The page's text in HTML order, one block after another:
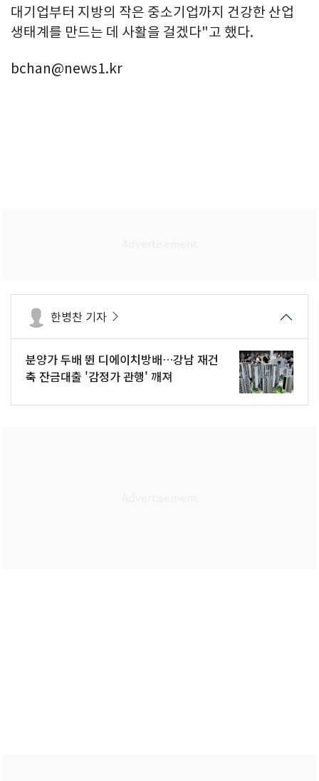
대기업부터 지방의 작은 중소기업까지 건강한 산업
생태계를 만드는 데 사활을 걸겠다"고 했다.
bchan@news1.kr
한병찬 기자
분양가 두배 뛴 디에이치방배…강남 재건
축 잔금대출 '감정가 관행' 깨져